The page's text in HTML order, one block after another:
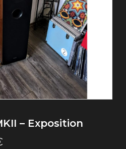
– Exposition
Le